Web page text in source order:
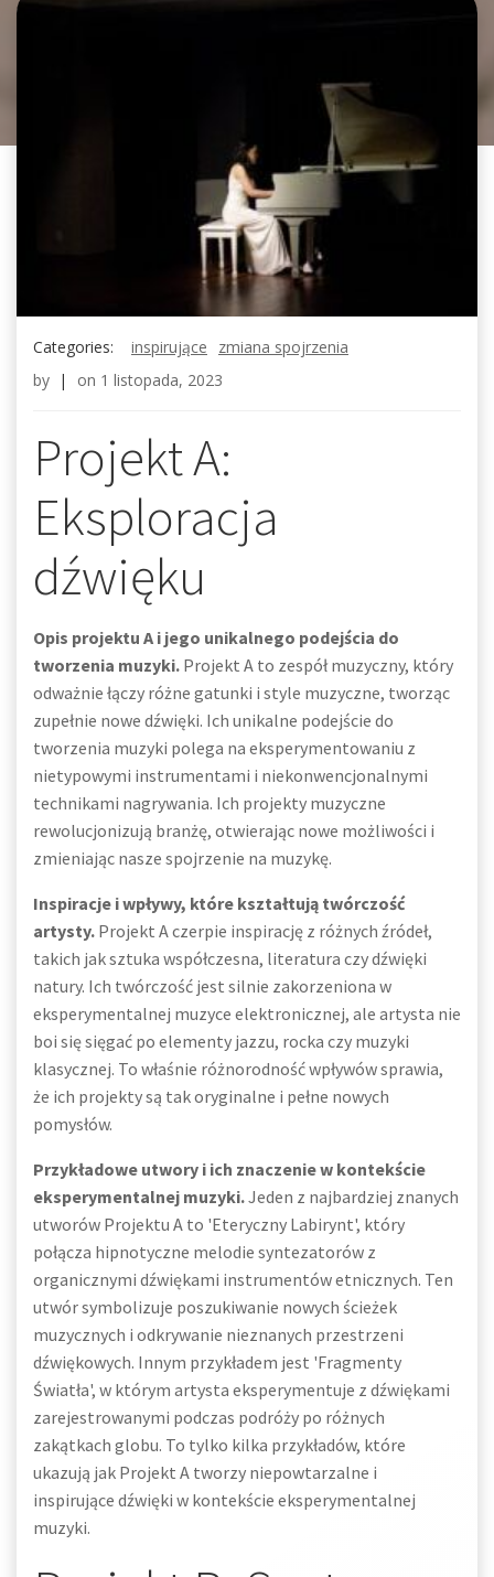
Categories: inspirujące
zmiana spojrzenia
by | on 1 listopada, 2023
Projekt A:
Eksploracja
dźwięku
Opis projektu A i jego unikalnego podejścia do
tworzenia muzyki. Projekt A to zespół muzyczny, który
odważnie łączy różne gatunki i style muzyczne, tworząc
zupełnie nowe dźwięki. Ich unikalne podejście do
tworzenia muzyki polega na eksperymentowaniu z
nietypowymi instrumentami i niekonwencjonalnymi
technikami nagrywania. Ich projekty muzyczne
rewolucjonizują branżę, otwierając nowe możliwości i
zmieniając nasze spojrzenie na muzykę.
Inspiracje i wpływy, które kształtują twórczość
artysty. Projekt A czerpie inspirację z różnych źródeł,
takich jak sztuka współczesna, literatura czy dźwięki
natury. Ich twórczość jest silnie zakorzeniona w
eksperymentalnej muzyce elektronicznej, ale artysta nie
boi się sięgać po elementy jazzu, rocka czy muzyki
klasycznej. To właśnie różnorodność wpływów sprawia,
że ich projekty są tak oryginalne i pełne nowych
pomysłów.
Przykładowe utwory i ich znaczenie w kontekście
eksperymentalnej muzyki.Jeden z najbardziej znanych
utworów Projektu A to 'Eteryczny Labirynt', który
połącza hipnotyczne melodie syntezatorów z
organicznymi dźwiękami instrumentów etnicznych. Ten
utwór symbolizuje poszukiwanie nowych ścieżek
muzycznych i odkrywanie nieznanych przestrzeni
dźwiękowych. Innym przykładem jest 'Fragmenty
Światła', w którym artysta eksperymentuje z dźwiękami
zarejestrowanymi podczas podróży po różnych
zakątkach globu. To tylko kilka przykładów, które
ukazują jak Projekt A tworzy niepowtarzalne i
inspirujące dźwięki w kontekście eksperymentalnej
muzyki.